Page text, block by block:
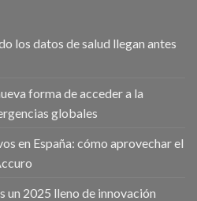
los datos de salud llegan antes
forma de acceder a la
globales
en España: cómo aprovechar el
2025 lleno de innovación